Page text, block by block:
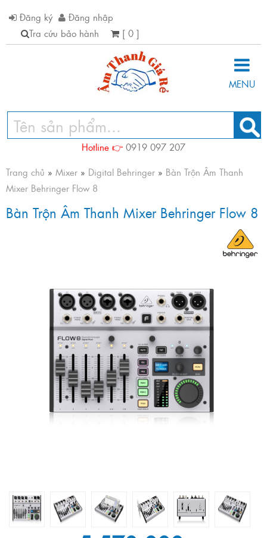
Đăng ký
Đăng nhập
Tra cứu bảo hành
[ 0 ]
MENU
Hotline 👉 0919 097 207
Trang chủ » Mixer » Digital Behringer » Bàn Trộn Âm Thanh
Mixer Behringer Flow 8
Bàn Trộn Âm Thanh Mixer Behringer Flow 8